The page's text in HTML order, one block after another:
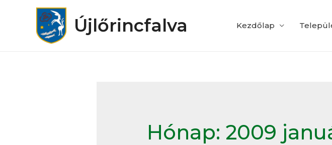
Újlőrincfalva Kezdőlap
Hónap:2009